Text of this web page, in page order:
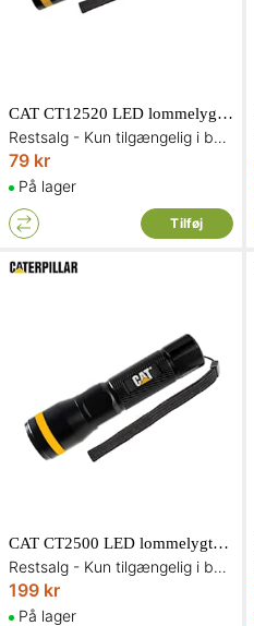
CAT CT12520 LED lommelygte 200 lumen
Restsalg - Kun tilgængelig i begrænset antal og så længe lager haves
79 kr
På lager
Tilføj
CAT CT2500 LED lommelygte 300 lumen
Restsalg - Kun tilgængelig i begrænset antal og så længe lager haves
199 kr
På lager